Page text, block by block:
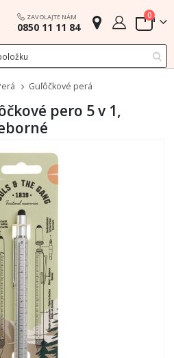
ZAVOLAJTE NÁM
0850 11 11 84 Cart
0
Guľôčkové perá
pero 5 v 1,